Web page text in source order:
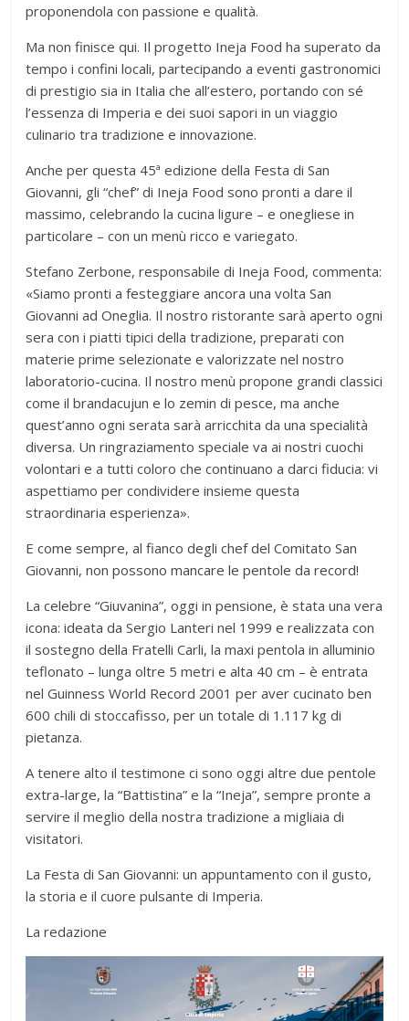
proponendola con passione e qualità.
Ma non finisce qui. Il progetto Ineja Food ha superato da
tempo i confini locali, partecipando a eventi gastronomici
di prestigio sia in Italia che all’estero, portando con sé
l’essenza di Imperia e dei suoi sapori in un viaggio
culinario tra tradizione e innovazione.
Anche per questa 45ª edizione della Festa di San
Giovanni, gli “chef” di Ineja Food sono pronti a dare il
massimo, celebrando la cucina ligure – e onegliese in
particolare – con un menù ricco e variegato.
Stefano Zerbone, responsabile di Ineja Food, commenta:
«Siamo pronti a festeggiare ancora una volta San
Giovanni ad Oneglia. Il nostro ristorante sarà aperto ogni
sera con i piatti tipici della tradizione, preparati con
materie prime selezionate e valorizzate nel nostro
laboratorio-cucina. Il nostro menù propone grandi classici
come il brandacujun e lo zemin di pesce, ma anche
quest’anno ogni serata sarà arricchita da una specialità
diversa. Un ringraziamento speciale va ai nostri cuochi
volontari e a tutti coloro che continuano a darci fiducia: vi
aspettiamo per condividere insieme questa
straordinaria esperienza».
E come sempre, al fianco degli chef del Comitato San
Giovanni, non possono mancare le pentole da record!
La celebre “Giuvanina”, oggi in pensione, è stata una vera
icona: ideata da Sergio Lanteri nel 1999 e realizzata con
il sostegno della Fratelli Carli, la maxi pentola in alluminio
teflonato – lunga oltre 5 metri e alta 40 cm – è entrata
nel Guinness World Record 2001 per aver cucinato ben
600 chili di stoccafisso, per un totale di 1.117 kg di
pietanza.
A tenere alto il testimone ci sono oggi altre due pentole
extra-large, la “Battistina” e la “Ineja”, sempre pronte a
servire il meglio della nostra tradizione a migliaia di
visitatori.
La Festa di San Giovanni: un appuntamento con il gusto,
la storia e il cuore pulsante di Imperia.
La redazione